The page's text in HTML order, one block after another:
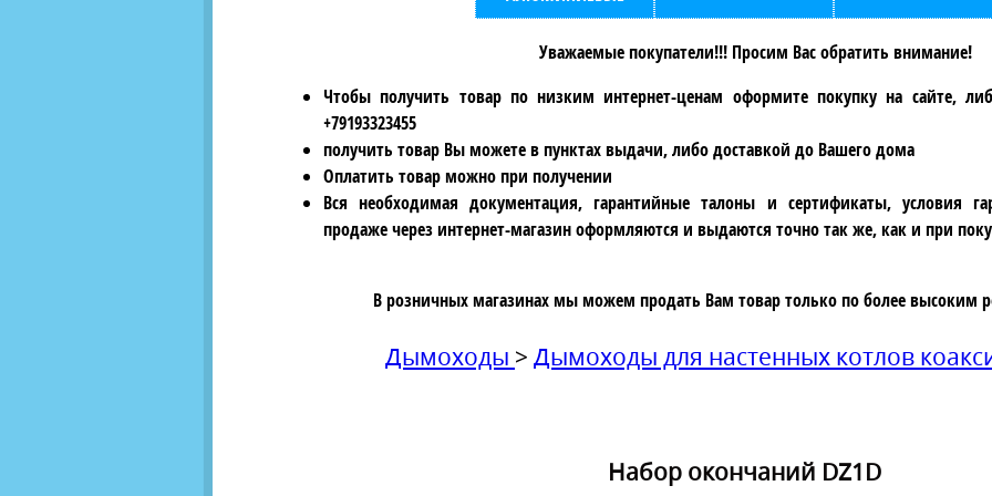
Уважаемые покупатели!!! Просим Вас обратить внимание!
Чтобы получить товар по низким интернет-ценам оформите покупку на сайте,
+79193323455
получить товар Вы можете в пунктах выдачи, либо доставкой до Вашего дома
Оплатить товар можно при получении
Вся необходимая документация, гарантийные талоны и сертификаты, условия
продаже через интернет-магазин оформляются и выдаются точно так же, как и при
В розничных магазинах мы можем продать Вам товар только по более высоким
Дымоходы > Дымоходы для настенных котлов
Набор окончаний DZ1D